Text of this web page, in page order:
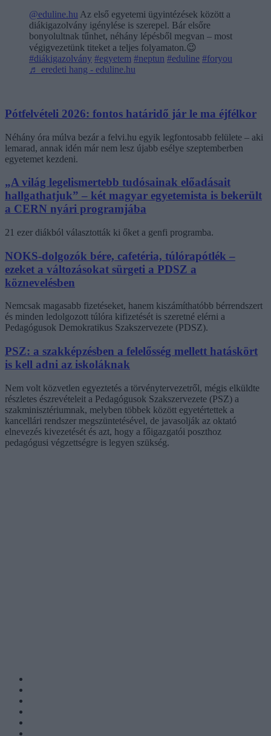
@eduline.hu Az első egyetemi ügyintézések között a
diákigazolvány igénylése is szerepel. Bár elsőre
bonyolultnak tűnhet, néhány lépésből megvan – most
végigvezetünk titeket a teljes folyamaton.😉
#diákigazolvány #egyetem #neptun #eduline #foryou
♬ eredeti hang - eduline.hu
Pótfelvételi 2026: fontos határidő jár le ma éjfélkor
Néhány óra múlva bezár a felvi.hu egyik legfontosabb felülete – aki
lemarad, annak idén már nem lesz újabb esélye szeptemberben
egyetemet kezdeni.
„A világ legelismertebb tudósainak előadásait
hallgathatjuk” – két magyar egyetemista is bekerült
a CERN nyári programjába
21 ezer diákból választották ki őket a genfi programba.
NOKS-dolgozók bére, cafetéria, túlórapótlék –
ezeket a változásokat sürgeti a PDSZ a
köznevelésben
Nemcsak magasabb fizetéseket, hanem kiszámíthatóbb bérrendszert
és minden ledolgozott túlóra kifizetését is szeretné elérni a
Pedagógusok Demokratikus Szakszervezete (PDSZ).
PSZ: a szakképzésben a felelősség mellett hatáskört
is kell adni az iskoláknak
Nem volt közvetlen egyeztetés a törvénytervezetről, mégis elküldte
részletes észrevételeit a Pedagógusok Szakszervezete (PSZ) a
szakminisztériumnak, melyben többek között egyetértettek a
kancellári rendszer megszüntetésével, de javasolják az oktató
elnevezés kivezetését és azt, hogy a főigazgatói poszthoz
pedagógusi végzettségre is legyen szükség.